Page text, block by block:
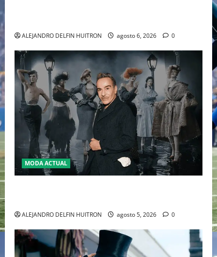
ALEJANDRO DELFIN HUITRON agosto 6, 2026 0
MODA ACTUAL
ALEJANDRO DELFIN HUITRON agosto 5, 2026 0